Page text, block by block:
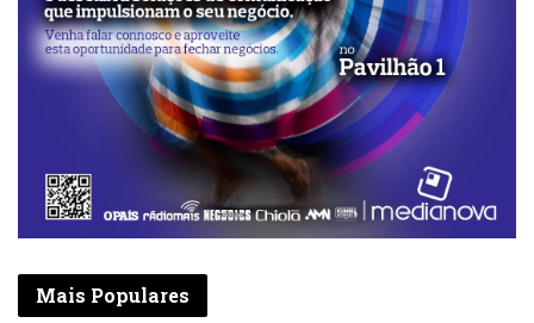
Mais Populares